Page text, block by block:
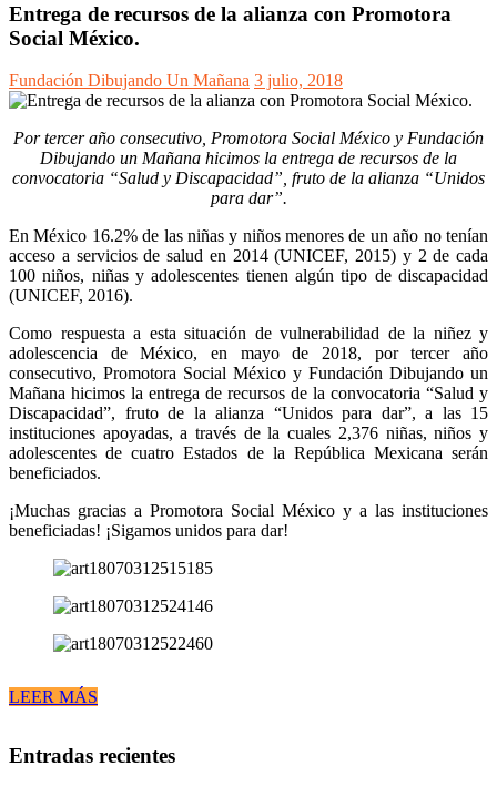
Entrega de recursos de la alianza con Promotora
Social México.
Fundación Dibujando Un Mañana 3 julio, 2018
Por tercer año consecutivo, Promotora Social México y Fundación
Dibujando un Mañana hicimos la entrega de recursos de la
convocatoria “Salud y Discapacidad”, fruto de la alianza “Unidos
para dar”.
En México 16.2% de las niñas y niños menores de un año no tenían
acceso a servicios de salud en 2014 (UNICEF, 2015) y 2 de cada
100 niños, niñas y adolescentes tienen algún tipo de discapacidad
(UNICEF, 2016).
Como respuesta a esta situación de vulnerabilidad de la niñez y
adolescencia de México, en mayo de 2018, por tercer año
consecutivo, Promotora Social México y Fundación Dibujando un
Mañana hicimos la entrega de recursos de la convocatoria “Salud y
Discapacidad”, fruto de la alianza “Unidos para dar”, a las 15
instituciones apoyadas, a través de la cuales 2,376 niñas, niños y
adolescentes de cuatro Estados de la República Mexicana serán
beneficiados.
¡Muchas gracias a Promotora Social México y a las instituciones
beneficiadas! ¡Sigamos unidos para dar!
LEER MÁS
Entradas recientes